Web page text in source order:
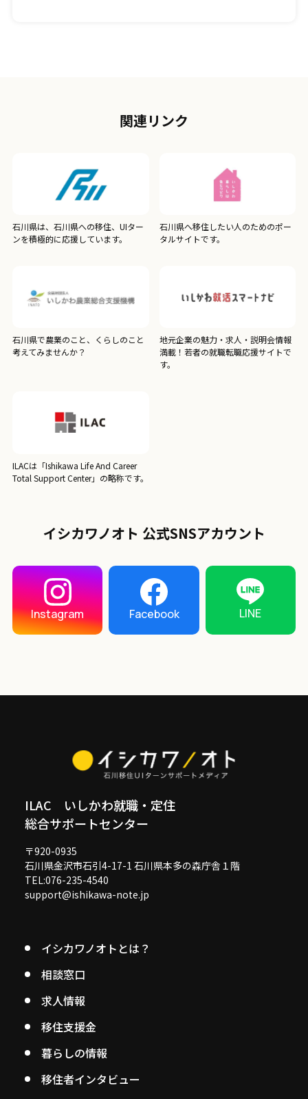
関連リンク
石川県は、石川県への移住、UIター
ンを積極的に応援しています。
石川県へ移住したい人のためのポー
タルサイトです。
石川県で農業のこと、くらしのこと
考えてみませんか？
地元企業の魅力・求人・説明会情報
満載！若者の就職転職応援サイトで
す。
ILACは「Ishikawa Life And Career
Total Support Center」の略称です。
イシカワノオト 公式SNSアカウント
Instagram Facebook LINE
ILAC いしかわ就職・定住
総合サポートセンター
〒920-0935
石川県金沢市石引4-17-1 石川県本多の森庁舎１階
TEL:076-235-4540
support@ishikawa-note.jp
イシカワノオトとは？
相談窓口
求人情報
移住支援金
暮らしの情報
移住者インタビュー